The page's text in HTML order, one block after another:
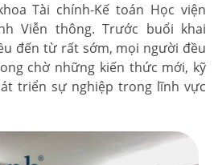
Tài chính-Kế toán Học viện
Viễn thông. Trước buổi khai
đến từ rất sớm, mọi người đều
chờ những kiến thức mới, kỹ
triển sự nghiệp trong lĩnh vực